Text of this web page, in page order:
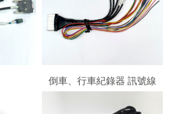
倒車、行車紀錄器 訊號線